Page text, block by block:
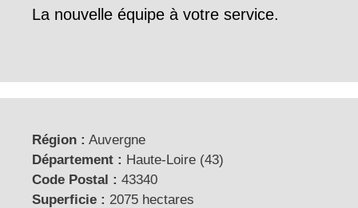
La nouvelle équipe à votre service.
Région : Auvergne
Département : Haute-Loire (43)
Code Postal : 43340
Superficie : 2075 hectares